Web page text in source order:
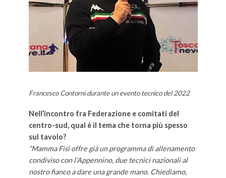
Francesco Contorni durante un evento tecnico del 2022
Nell’incontro fra Federazione e comitati del
centro-sud, qual è il tema che torna più spesso
sul tavolo?
“Mamma Fisi offre già un programma di allenamento
condiviso con l’Appennino, due tecnici nazionali al
nostro fianco a dare una grande mano. Chiediamo,